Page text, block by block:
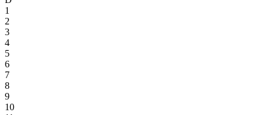
1
2
3
4
5
6
7
8
9
10